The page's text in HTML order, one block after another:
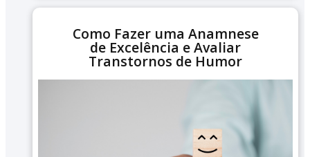
Como Fazer uma Anamnese
de Excelência e Avaliar
Transtornos de Humor